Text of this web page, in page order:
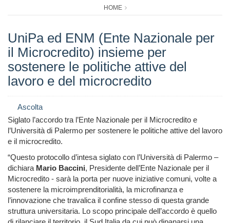
HOME
UniPa ed ENM (Ente Nazionale per
il Microcredito) insieme per
sostenere le politiche attive del
lavoro e del microcredito
Ascolta
Siglato l’accordo tra l’Ente Nazionale per il Microcredito e
l’Università di Palermo per sostenere le politiche attive del lavoro
e il microcredito.
“Questo protocollo d’intesa siglato con l’Università di Palermo –
dichiara Mario Baccini, Presidente dell’Ente Nazionale per il
Microcredito - sarà la porta per nuove iniziative comuni, volte a
sostenere la microimprenditorialità, la microfinanza e
l’innovazione che travalica il confine stesso di questa grande
struttura universitaria. Lo scopo principale dell’accordo è quello